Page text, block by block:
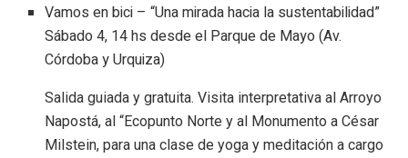
Vamos en bici – “Una mirada hacia la sustentabilidad”
Sábado 4, 14 hs desde el Parque de Mayo (Av.
Córdoba y Urquiza)
Salida guiada y gratuita. Visita interpretativa al Arroyo
Napostá, al “Ecopunto Norte y al Monumento a César
Milstein, para una clase de yoga y meditación a cargo